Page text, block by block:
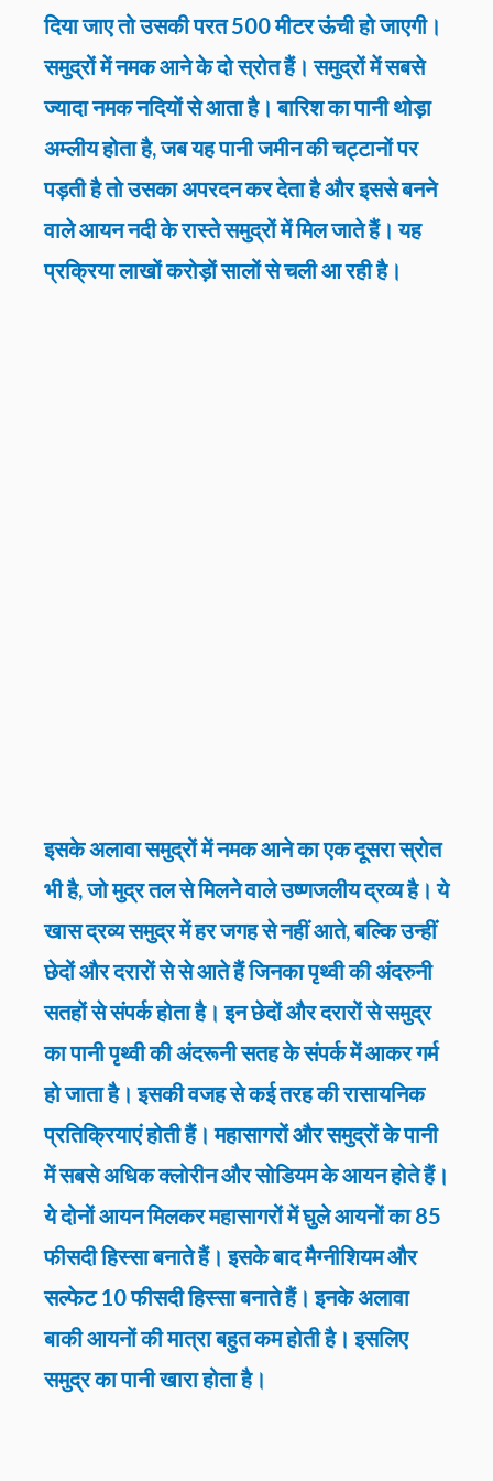
दिया जाए तो उसकी परत 500 मीटर ऊंची हो जाएगी।
समुद्रों में नमक आने के दो स्रोत हैं। समुद्रों में सबसे
ज्यादा नमक नदियों से आता है। बारिश का पानी थोड़ा
अम्लीय होता है, जब यह पानी जमीन की चट्टानों पर
पड़ती है तो उसका अपरदन कर देता है और इससे बनने
वाले आयन नदी के रास्ते समुद्रों में मिल जाते हैं। यह
प्रक्रिया लाखों करोड़ों सालों से चली आ रही है।
इसके अलावा समुद्रों में नमक आने का एक दूसरा स्रोत
भी है, जो मुद्र तल से मिलने वाले उष्णजलीय द्रव्य है। ये
खास द्रव्य समुद्र में हर जगह से नहीं आते, बल्कि उन्हीं
छेदों और दरारों से से आते हैं जिनका पृथ्वी की अंदरुनी
सतहों से संपर्क होता है। इन छेदों और दरारों से समुद्र
का पानी पृथ्वी की अंदरूनी सतह के संपर्क में आकर गर्म
हो जाता है। इसकी वजह से कई तरह की रासायनिक
प्रतिक्रियाएं होती हैं। महासागरों और समुद्रों के पानी
में सबसे अधिक क्लोरीन और सोडियम के आयन होते हैं।
ये दोनों आयन मिलकर महासागरों में घुले आयनों का 85
फीसदी हिस्सा बनाते हैं। इसके बाद मैग्नीशियम और
सल्फेट 10 फीसदी हिस्सा बनाते हैं। इनके अलावा
बाकी आयनों की मात्रा बहुत कम होती है। इसलिए
समुद्र का पानी खारा होता है।